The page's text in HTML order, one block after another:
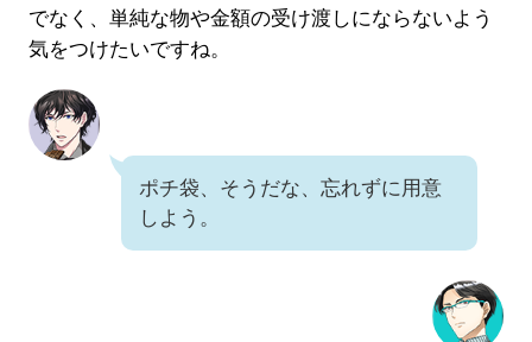
でなく、単純な物や金額の受け渡しにならないよう
気をつけたいですね。
ポチ袋、そうだな、忘れずに用意
しよう。